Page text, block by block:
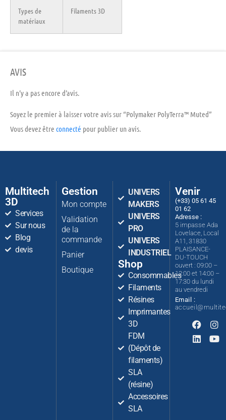
Types de
matériaux
Filaments 3D
AVIS
Il n’y a pas encore d’avis.
Soyez le premier à laisser votre avis sur “Polymaker PolyTerra™ Muted”
Vous devez être connecté pour publier un avis.
Multitech
3D
Services
Sur nous
Blog
devis
Gestion
Mon compte
Validation
de la
commande
Panier
Boutique
UNIVERS
MAKERS
UNIVERS
PRO
UNIVERS
INDUSTRIEL
Shop
Consommables
Filaments
Résines
Imprimantes
3D
FDM
(Dépôt de
filaments)
SLA
(résine)
Accessoires
SLA
Venir
(+33) 05 61 45
01 62
Adresse :
5 impasse Ada
Lovelace, Local
A11, 31830
PLAISANCE-
DU-TOUCH
ouvert : 09:00 –
12:00 et 14:00 –
17:30 du lundi
au vendredi
Email :